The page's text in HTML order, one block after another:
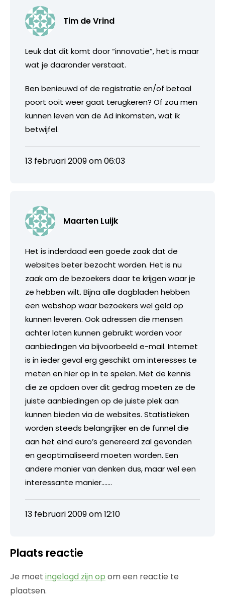
Tim de Vrind
Leuk dat dit komt door “innovatie”, het is maar
wat je daaronder verstaat.
Ben benieuwd of de registratie en/of betaal
poort ooit weer gaat terugkeren? Of zou men
kunnen leven van de Ad inkomsten, wat ik
betwijfel.
13 februari 2009 om 06:03
Maarten Luijk
Het is inderdaad een goede zaak dat de
websites beter bezocht worden. Het is nu
zaak om de bezoekers daar te krijgen waar je
ze hebben wilt. Bijna alle dagbladen hebben
een webshop waar bezoekers wel geld op
kunnen leveren. Ook adressen die mensen
achter laten kunnen gebruikt worden voor
aanbiedingen via bijvoorbeeld e-mail. Internet
is in ieder geval erg geschikt om interesses te
meten en hier op in te spelen. Met de kennis
die ze opdoen over dit gedrag moeten ze de
juiste aanbiedingen op de juiste plek aan
kunnen bieden via de websites. Statistieken
worden steeds belangrijker en de funnel die
aan het eind euro’s genereerd zal gevonden
en geoptimaliseerd moeten worden. Een
andere manier van denken dus, maar wel een
interessante manier…….
13 februari 2009 om 12:10
Plaats reactie
Je moet ingelogd zijn op om een reactie te
plaatsen.